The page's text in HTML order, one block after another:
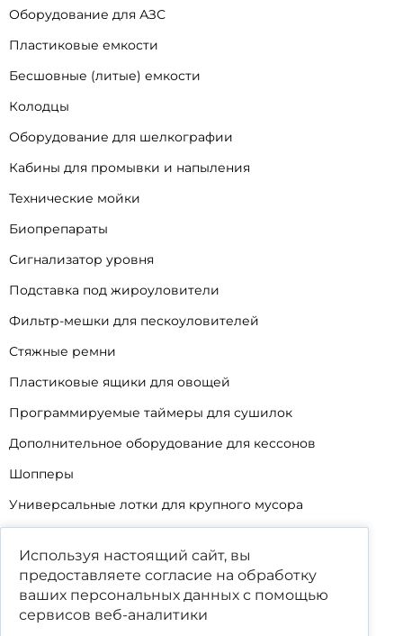
Оборудование для АЗС
Пластиковые емкости
Бесшовные (литые) емкости
Колодцы
Оборудование для шелкографии
Кабины для промывки и напыления
Технические мойки
Биопрепараты
Сигнализатор уровня
Подставка под жироуловители
Фильтр-мешки для пескоуловителей
Стяжные ремни
Пластиковые ящики для овощей
Программируемые таймеры для сушилок
Дополнительное оборудование для кессонов
Шопперы
Универсальные лотки для крупного мусора
Уцененные товары
Используя настоящий сайт, вы
предоставляете согласие на обработку
ваших персональных данных с помощью
сервисов веб-аналитики